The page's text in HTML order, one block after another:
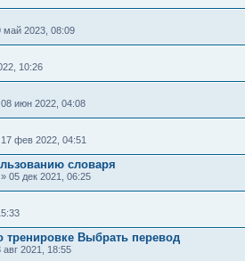
май 2023, 08:09
10:26
июн 2022, 04:08
фев 2022, 04:51
словаря
» 05 дек 2021, 06:25
тренировке Выбрать перевод
авг 2021, 18:55